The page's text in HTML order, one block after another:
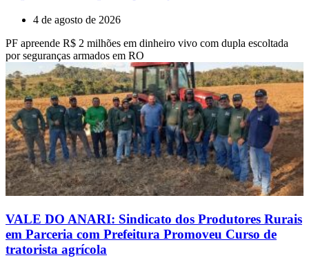
4 de agosto de 2026
PF apreende R$ 2 milhões em dinheiro vivo com dupla escoltada
por seguranças armados em RO
VALE DO ANARI: Sindicato dos Produtores Rurais
em Parceria com Prefeitura Promoveu Curso de
tratorista agrícola